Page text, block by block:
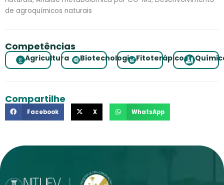
de agroquímicos naturais
Competências
Agricultura Biotecnologia Fitoterápicos
Compartilhe
Facebook X WhatsApp